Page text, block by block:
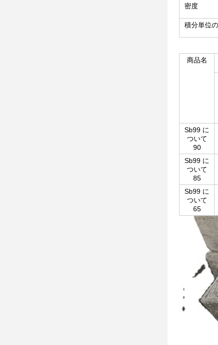
密度
積分単位
商品名
Sb99 に
ついて
90
Sb99 に
ついて
85
Sb99 に
ついて
65